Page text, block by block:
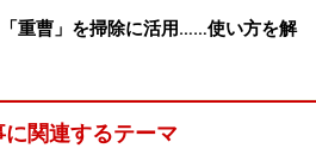
ころは、ゴキブリも多く生息し
内に逃げ込むことがあるため、
あるときは、ベランダや窓際、
どに、屋外用の毒餌剤を設置し
「重曹」を掃除に活用……使い方を解
に関連するテーマ